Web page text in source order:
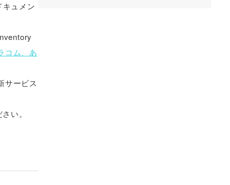
ュメン
コム、あ
サービス
い。